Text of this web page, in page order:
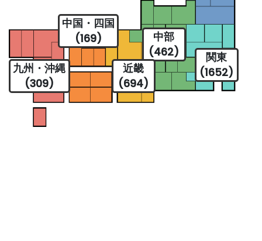
関東
(1652)
中部
(462)
近畿
(694)
中国・四国
(169)
九州・沖縄
(309)